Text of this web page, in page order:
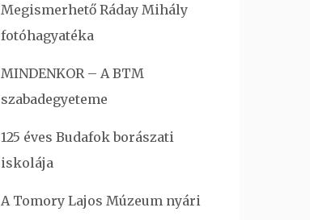
Megismerhető Ráday Mihály
fotóhagyatéka
MINDENKOR – A BTM
szabadegyeteme
125 éves Budafok borászati
iskolája
A Tomory Lajos Múzeum nyári